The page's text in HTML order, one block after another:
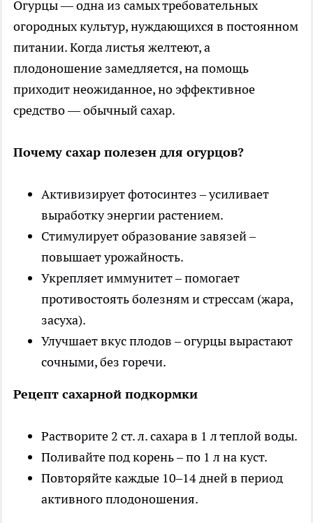
Огурцы — одна из самых требовательных
огородных культур, нуждающихся в постоянном
питании. Когда листья желтеют, а
плодоношение замедляется, на помощь
приходит неожиданное, но эффективное
средство — обычный сахар.
Почему сахар полезен для огурцов?
Активизирует фотосинтез – усиливает
выработку энергии растением.
Стимулирует образование завязей –
повышает урожайность.
Укрепляет иммунитет – помогает
противостоять болезням и стрессам (жара,
засуха).
Улучшает вкус плодов – огурцы вырастают
сочными, без горечи.
Рецепт сахарной подкормки
Растворите 2 ст. л. сахара в 1 л теплой воды.
Поливайте под корень – по 1 л на куст.
Повторяйте каждые 10–14 дней в период
активного плодоношения.